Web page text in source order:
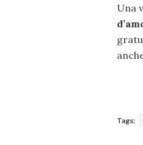
Una
Tags: